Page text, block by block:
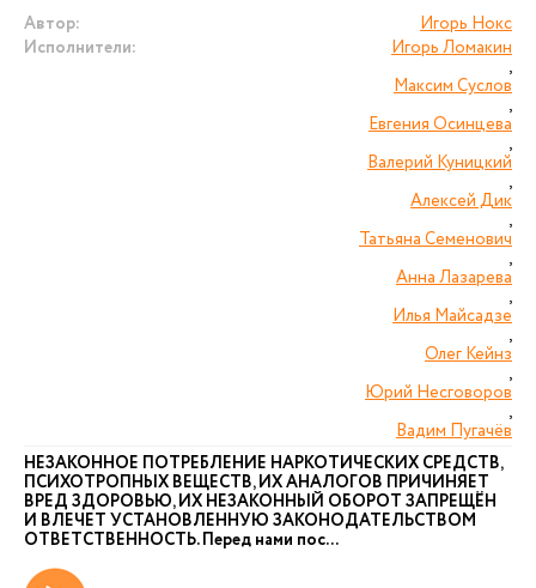
Автор:
Игорь Нокс
Исполнители:
Игорь Ломакин
,
Максим Суслов
,
Евгения Осинцева
,
Валерий Куницкий
,
Алексей Дик
,
Татьяна Семенович
,
Анна Лазарева
,
Илья Майсадзе
,
Олег Кейнз
,
Юрий Несговоров
,
Вадим Пугачёв
НЕЗАКОННОЕ ПОТРЕБЛЕНИЕ НАРКОТИЧЕСКИХ СРЕДСТВ,
ПСИХОТРОПНЫХ ВЕЩЕСТВ, ИХ АНАЛОГОВ ПРИЧИНЯЕТ
ВРЕД ЗДОРОВЬЮ, ИХ НЕЗАКОННЫЙ ОБОРОТ ЗАПРЕЩЁН
И ВЛЕЧЕТ УСТАНОВЛЕННУЮ ЗАКОНОДАТЕЛЬСТВОМ
ОТВЕТСТВЕННОСТЬ. Перед нами пос...